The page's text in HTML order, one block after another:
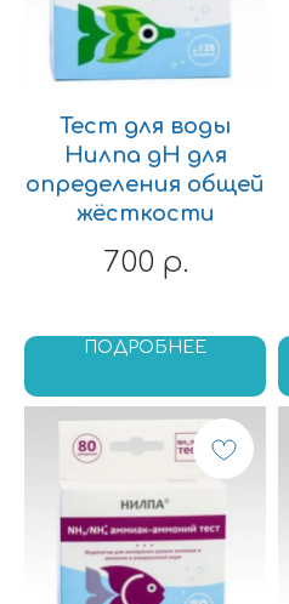
Тест для воды
Нилпа gH для
определения общей
жёсткости
700 р.
ПОДРОБНЕЕ